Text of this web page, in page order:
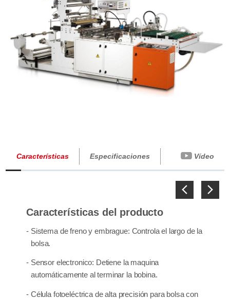
Previous
Características Especificaciones Vídeo
Next
Características del producto
- Sistema de freno y embrague: Controla el largo de la
bolsa.
- Sensor electronico: Detiene la maquina
automáticamente al terminar la bobina.
- Célula fotoeléctrica de alta precisión para bolsa con